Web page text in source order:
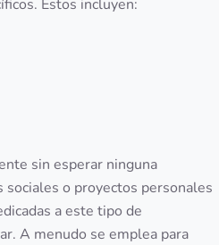
Estos incluyen:
sin esperar ninguna
o proyectos personales
a este tipo de
A menudo se emplea para